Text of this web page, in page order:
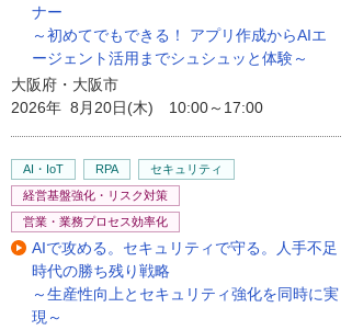
ナー
～初めてでもできる！ アプリ作成からAIエ
ージェント活用までシュシュッと体験～
大阪府・大阪市
2026年 8月20日(木) 10:00～17:00
AI・IoT RPA
セキュリティ
経営基盤強化・リスク対策
営業・業務プロセス効率化
AIで攻める。セキュリティで守る。人手不足
時代の勝ち残り戦略
～生産性向上とセキュリティ強化を同時に実
現～